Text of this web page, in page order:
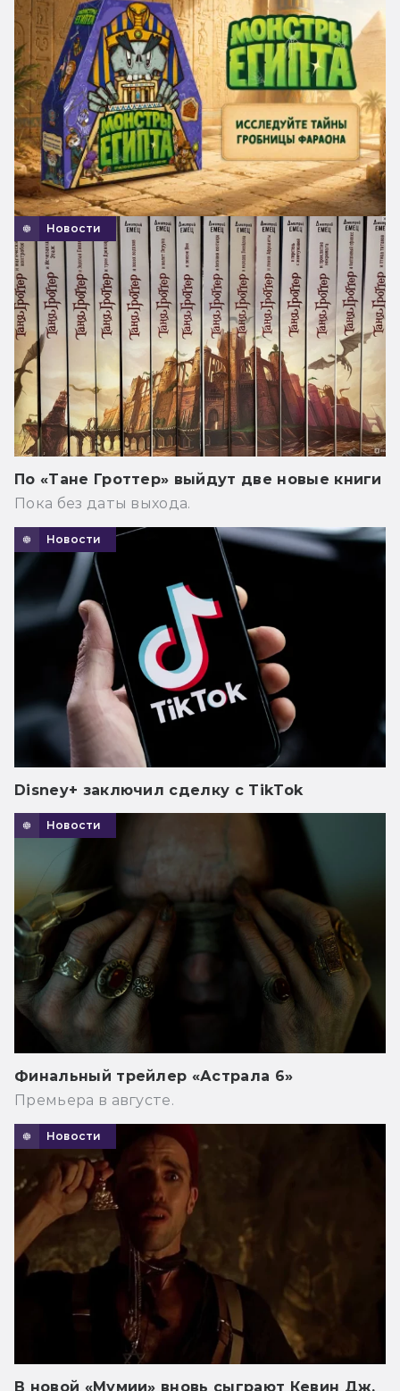
Новости
По «Тане Гроттер» выйдут две новые книги
Пока без даты выхода.
Новости
Disney+ заключил сделку с TikTok
Новости
Финальный трейлер «Астрала 6»
Премьера в августе.
Новости
В новой «Мумии» вновь сыграют Кевин Дж.